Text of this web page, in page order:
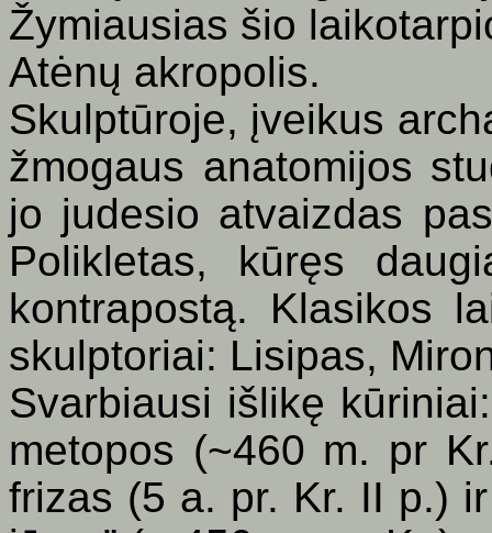
Žymiausias šio
Atėnų akropolis.
Skulptūroje, įveikus
žmogaus anatomijos
jo judesio atvaizdas
Polikletas, kūręs
kontrapostą. Klasikos
skulptoriai: Lisipas,
Svarbiausi išlikę
metopos (~460 m. pr
frizas (5 a. pr. Kr. II p.)